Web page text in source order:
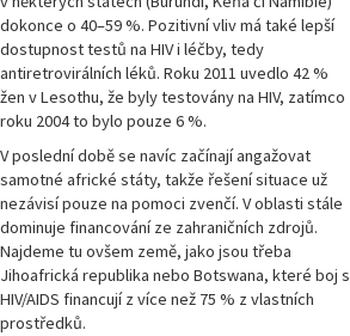
dokonce o 40–59 %. Pozitivní vliv má také lepší
dostupnost testů na HIV i léčby, tedy
antiretrovirálních léků. Roku 2011 uvedlo 42 %
žen v Lesothu, že byly testovány na HIV, zatímco
roku 2004 to bylo pouze 6 %.
V poslední době se navíc začínají angažovat
samotné africké státy, takže řešení situace už
nezávisí pouze na pomoci zvenčí. V oblasti stále
dominuje financování ze zahraničních zdrojů.
Najdeme tu ovšem země, jako jsou třeba
Jihoafrická republika nebo Botswana, které boj s
HIV/AIDS financují z více než 75 % z vlastních
prostředků.